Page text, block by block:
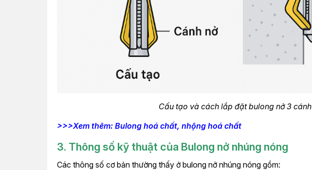
Cấu tạo và cách lắp đặt bulong nở 3 cánh
>>>Xem thêm: Bulong hoá chất, nhộng hoá chất
3. Thông số kỹ thuật của Bulong nở nhúng nóng
Các thông số cơ bản thường thấy ở bulong nở nhúng nóng gồm: